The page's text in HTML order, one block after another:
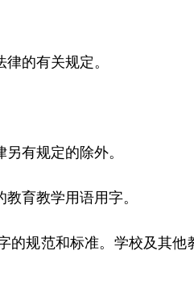
的有关规定。
有规定的除外。
育教学用语用字。
规范和标准。学校及其他